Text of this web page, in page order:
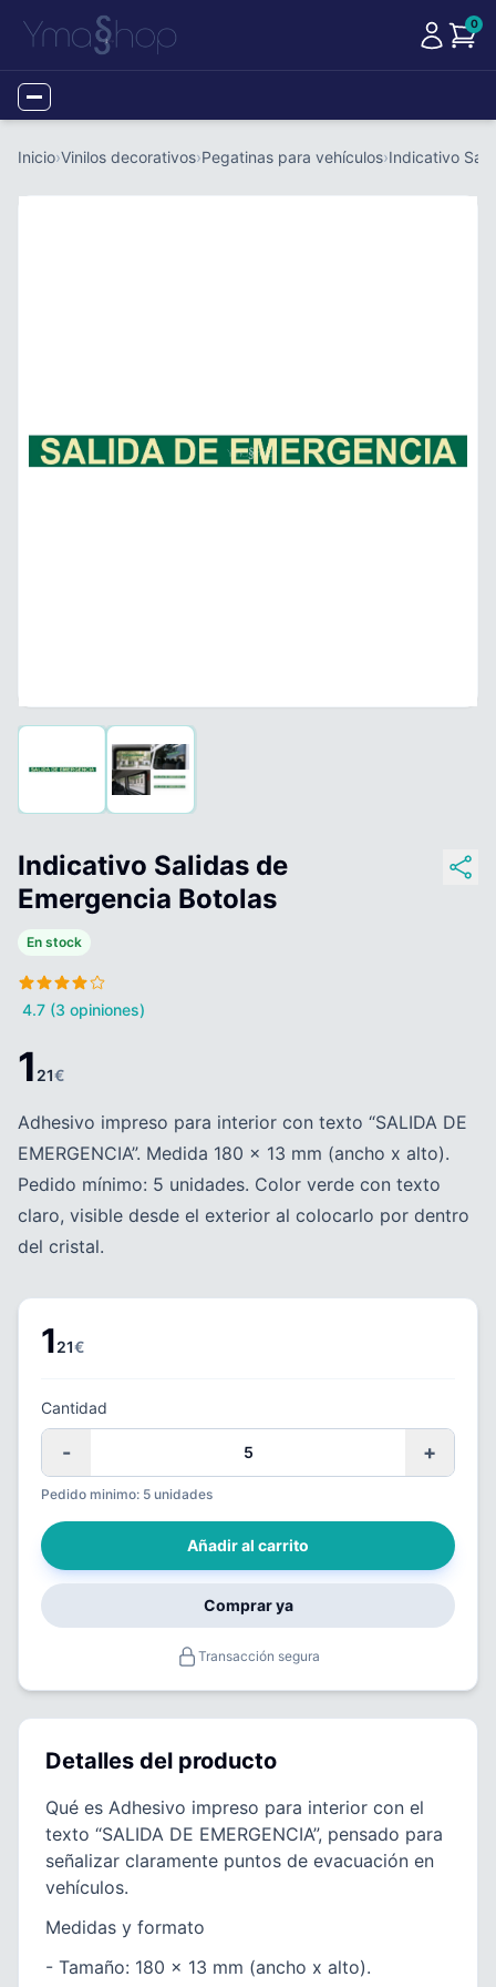
0
Menu
Inicio›Vinilos decorativos›Pegatinas para vehículos›Indicativo
Indicativo Salidas de
Emergencia Botolas
En stock
4.7 (3 opiniones)
1 21€
Adhesivo impreso para interior con texto “SALIDA DE
EMERGENCIA”. Medida 180 x 13 mm (ancho x alto).
Pedido mínimo: 5 unidades. Color verde con texto
claro, visible desde el exterior al colocarlo por dentro
del cristal.
121€
Cantidad
- +
Pedido minimo: 5 unidades
Añadir al carrito
Comprar ya
Transacción segura
Detalles del producto
Qué es Adhesivo impreso para interior con el
texto “SALIDA DE EMERGENCIA”, pensado para
señalizar claramente puntos de evacuación en
vehículos.
Medidas y formato
- Tamaño: 180 x 13 mm (ancho x alto).